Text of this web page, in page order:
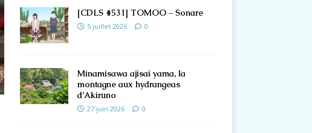
[CDLS #531] TOMOO – Sonare
5 juillet 2026 0
Minamisawa ajisai yama, la
montagne aux hydrangeas
d’Akiruno
27 juin 2026 0